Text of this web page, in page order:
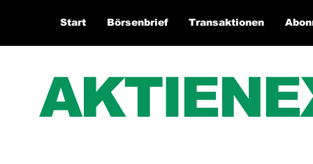
Start Börsenbrief Transaktionen